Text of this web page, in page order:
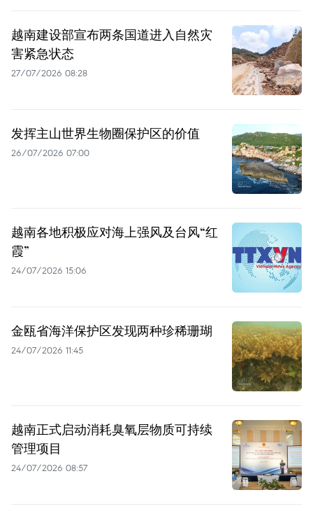
越南建设部宣布两条国道进入自然灾
害紧急状态
27/07/2026 08:28
发挥主山世界生物圈保护区的价值
26/07/2026 07:00
越南各地积极应对海上强风及台风“红
霞”
24/07/2026 15:06
金瓯省海洋保护区发现两种珍稀珊瑚
24/07/2026 11:45
越南正式启动消耗臭氧层物质可持续
管理项目
24/07/2026 08:57